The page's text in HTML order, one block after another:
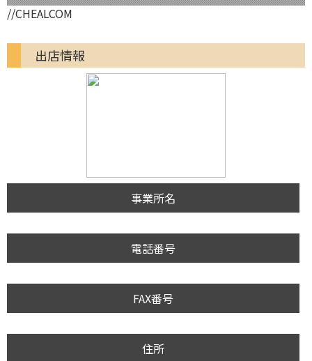
//CHEALCOM
出店情報
事業所名
電話番号
FAX番号
住所